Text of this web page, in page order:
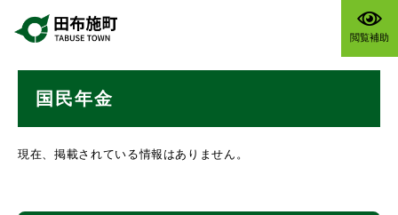
閲覧補助
国民年金
現在、掲載されている情報はありません。